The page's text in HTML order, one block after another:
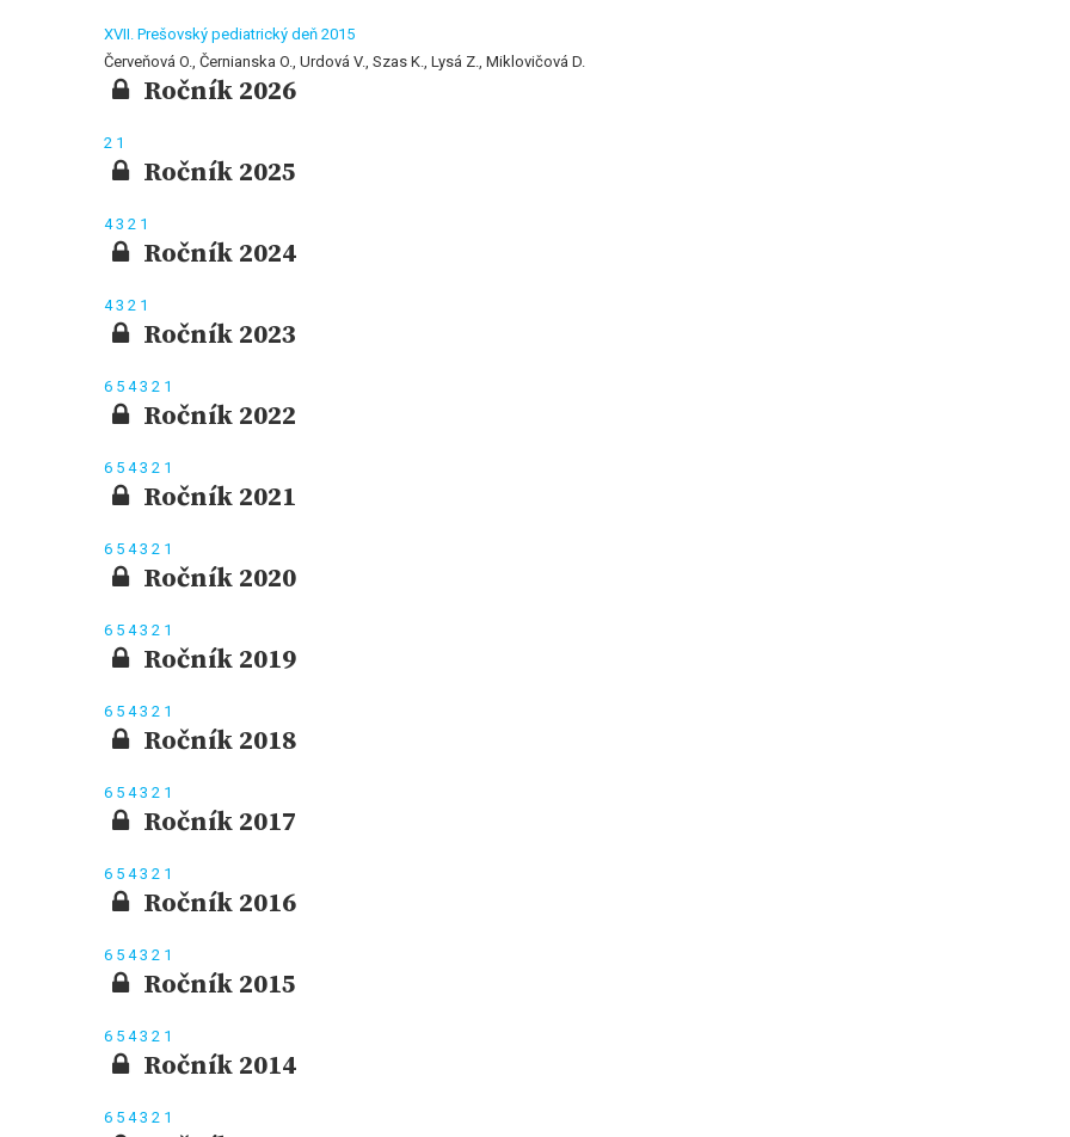
XVII. Prešovský pediatrický deň 2015
Červeňová O., Černianska O., Urdová V., Szas K., Lysá Z., Miklovičová D.
Ročník 2026
2 1
Ročník 2025
43 2 1
Ročník 2024
43 2 1
Ročník 2023
6 5 43 2 1
Ročník 2022
6 5 43 2 1
Ročník 2021
6 5 43 2 1
Ročník 2020
6 5 43 2 1
Ročník 2019
6 5 43 2 1
Ročník 2018
6 5 43 2 1
Ročník 2017
6 5 43 2 1
Ročník 2016
6 5 43 2 1
Ročník 2015
6 5 43 2 1
Ročník 2014
6 5 43 2 1